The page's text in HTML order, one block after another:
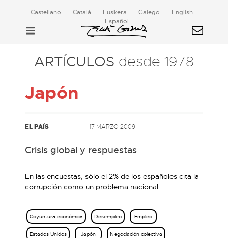
Castellano Català Euskera Galego
English
Español
ARTÍCULOS desde 1978
Japón
EL PAÍS 17 MARZO 2009
Crisis global y respuestas
En las encuestas, sólo el 2% de los españoles cita la
corrupción como un problema nacional.
Coyuntura económica Desempleo Empleo
Estados Unidos Japón Negociación colectiva